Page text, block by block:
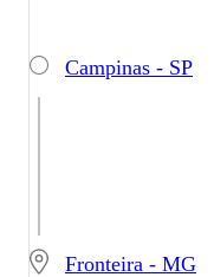
Campinas - SP
Fronteira - MG